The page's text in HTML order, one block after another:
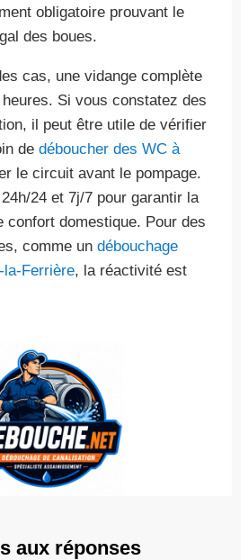
obligatoire prouvant le
des boues.
cas, une vidange complète
Si vous constatez des
il peut être utile de vérifier
de déboucher des WC à
le circuit avant le pompage.
24 et 7j/7 pour garantir la
confort domestique. Pour des
comme un débouchage
la-Ferrière, la réactivité est
aux réponses